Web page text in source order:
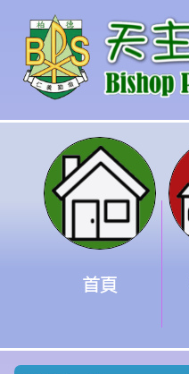
首頁